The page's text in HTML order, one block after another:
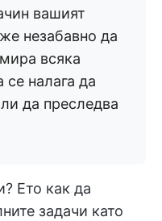
вашият
незабавно да
всяка
се налага да
да преследва
Ето как да
задачи като